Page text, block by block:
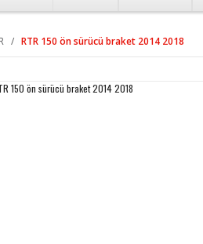
RTR 150 ön sürücü braket 2014 2018